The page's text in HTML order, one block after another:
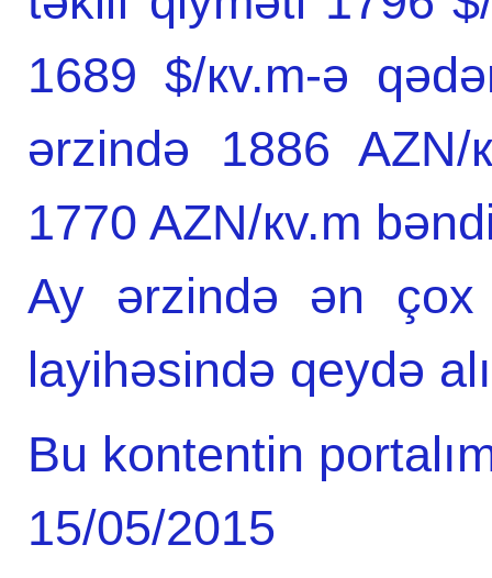
1689 $/кv.m-ə
ərzində 1886 AZN/
1770 AZN/кv.m
Ay ərzində ən çox
layihəsində qeydə
Bu kontentin
15/05/2015